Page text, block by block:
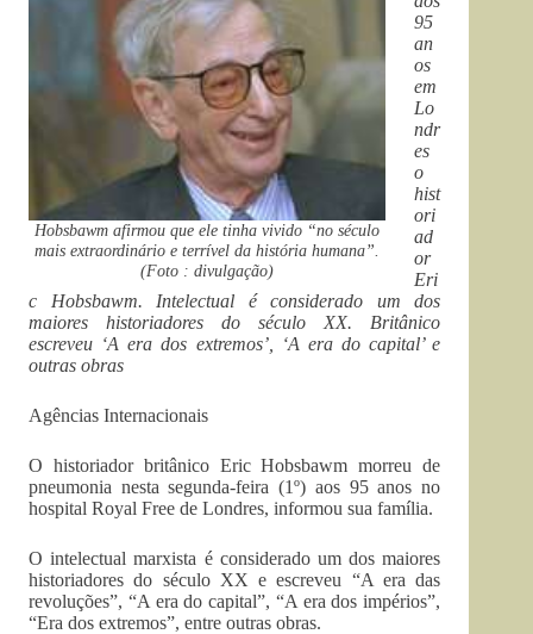
Hobsbawm afirmou que ele tinha vivido “no século
mais extraordinário e terrível da história humana”.
(Foto : divulgação)
95
an
os
em
Lo
ndr
es
o
hist
ori
ad
or
Eri
c Hobsbawm. Intelectual é considerado um dos
maiores historiadores do século XX. Britânico
escreveu ‘A era dos extremos’, ‘A era do capital’ e
outras obras
Agências Internacionais
O historiador britânico Eric Hobsbawm morreu de
pneumonia nesta segunda-feira (1º) aos 95 anos no
hospital Royal Free de Londres, informou sua família.
O intelectual marxista é considerado um dos maiores
historiadores do século XX e escreveu “A era das
revoluções”, “A era do capital”, “A era dos impérios”,
“Era dos extremos”, entre outras obras.